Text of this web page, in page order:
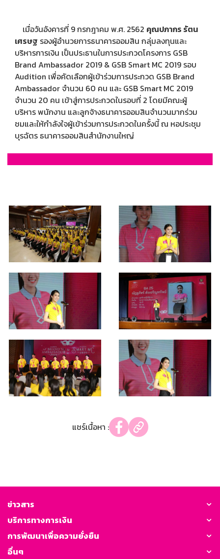
เมื่อวันอังคารที่ 9 กรกฎาคม พ.ศ. 2562 คุณปภากร รัตน
เศรษฐ รองผู้อำนวยการธนาคารออมสิน กลุ่มลงทุนและ
บริหารการเงิน เป็นประธานในการประกวดโครงการ GSB
Brand Ambassador 2019 & GSB Smart MC 2019 รอบ
Audition เพื่อคัดเลือกผู้เข้าร่วมการประกวด GSB Brand
Ambassador จำนวน 60 คน และ GSB Smart MC 2019
จำนวน 20 คน เข้าสู่การประกวดในรอบที่ 2 โดยมีคณะผู้
บริหาร พนักงาน และลูกจ้างธนาคารออมสินจำนวนมากร่วม
ชมและให้กำลังใจผู้เข้าร่วมการประกวดในครั้งนี้ ณ หอประชุม
บุรฉัตร ธนาคารออมสินสำนักงานใหญ่
แชร์เนื้อหา :
ข่าวสาร
บริการทางการเงิน
การพัฒนาเพื่อความยั่งยืน
อื่นๆ